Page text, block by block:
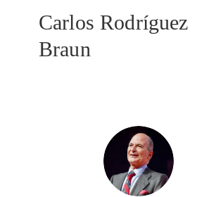
Carlos Rodríguez
Braun